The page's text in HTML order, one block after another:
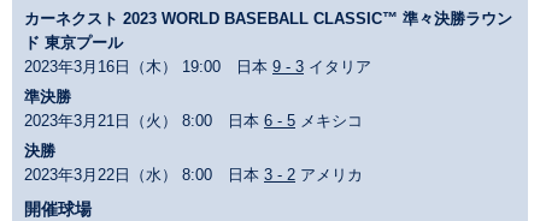
カーネクスト 2023 WORLD BASEBALL CLASSIC™ 準々決勝ラウン
ド 東京プール
2023年3月16日（木） 19:00 日本 9 - 3 イタリア
準決勝
2023年3月21日（火） 8:00 日本 6 - 5 メキシコ
決勝
2023年3月22日（水） 8:00 日本 3 - 2 アメリカ
開催球場